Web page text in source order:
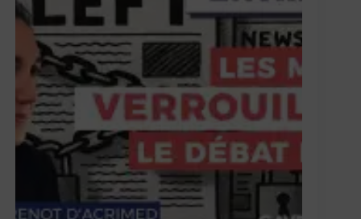
périodes
sombres »
–
Entretien
avec
Yohann
Douet